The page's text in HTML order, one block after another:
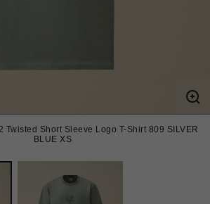
Twisted Short Sleeve Logo T-Shirt 809 SILVER
BLUE XS